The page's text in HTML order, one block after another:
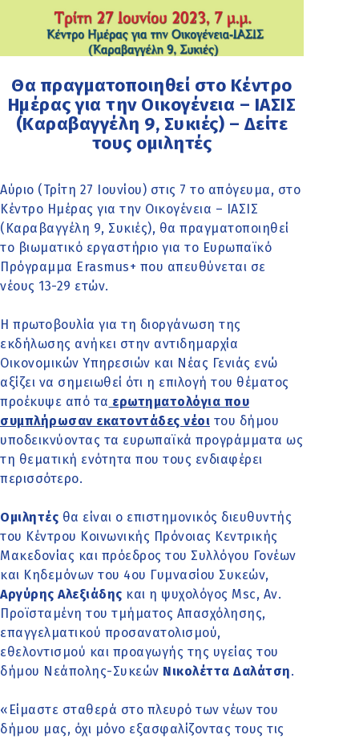
Θα πραγματοποιηθεί στο Κέντρο
Ημέρας για την Οικογένεια – ΙΑΣΙΣ
(Καραβαγγέλη 9, Συκιές) – Δείτε
τους ομιλητές
Αύριο (Τρίτη 27 Ιουνίου) στις 7 το απόγευμα, στο
Κέντρο Ημέρας για την Οικογένεια – ΙΑΣΙΣ
(Καραβαγγέλη 9, Συκιές), θα πραγματοποιηθεί
το βιωματικό εργαστήριο για το Ευρωπαϊκό
Πρόγραμμα Erasmus+ που απευθύνεται σε
νέους 13-29 ετών.
Η πρωτοβουλία για τη διοργάνωση της
εκδήλωσης ανήκει στην αντιδημαρχία
Οικονομικών Υπηρεσιών και Νέας Γενιάς ενώ
αξίζει να σημειωθεί ότι η επιλογή του θέματος
προέκυψε από τα ερωτηματολόγια που
συμπλήρωσαν εκατοντάδες νέοι του δήμου
υποδεικνύοντας τα ευρωπαϊκά προγράμματα ως
τη θεματική ενότητα που τους ενδιαφέρει
περισσότερο.
Ομιλητές θα είναι ο επιστημονικός διευθυντής
του Κέντρου Κοινωνικής Πρόνοιας Κεντρικής
Μακεδονίας και πρόεδρος του Συλλόγου Γονέων
και Κηδεμόνων του 4ου Γυμνασίου Συκεών,
Αργύρης Αλεξιάδης και η ψυχολόγος Msc, Αν.
Προϊσταμένη του τμήματος Απασχόλησης,
επαγγελματικού προσανατολισμού,
εθελοντισμού και προαγωγής της υγείας του
δήμου Νεάπολης-Συκεών Νικολέττα Δαλάτση.
«Είμαστε σταθερά στο πλευρό των νέων του
δήμου μας, όχι μόνο εξασφαλίζοντας τους τις